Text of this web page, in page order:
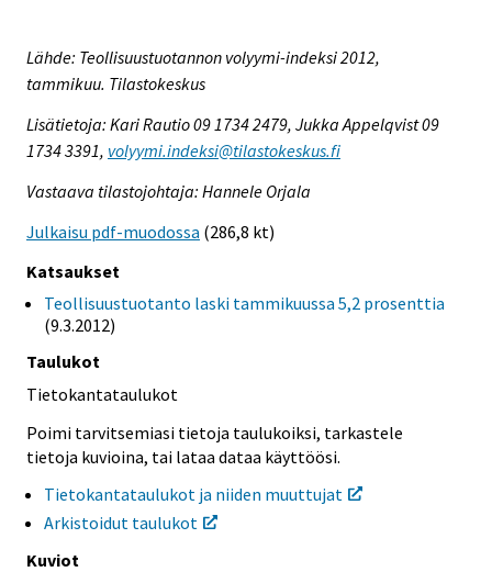
Lähde: Teollisuustuotannon volyymi-indeksi 2012,
tammikuu. Tilastokeskus
Lisätietoja: Kari Rautio 09 1734 2479, Jukka Appelqvist 09
1734 3391, volyymi.indeksi@tilastokeskus.fi
Vastaava tilastojohtaja: Hannele Orjala
Julkaisu pdf-muodossa (286,8 kt)
Katsaukset
Teollisuustuotanto laski tammikuussa 5,2 prosenttia
(9.3.2012)
Taulukot
Tietokantataulukot
Poimi tarvitsemiasi tietoja taulukoiksi, tarkastele
tietoja kuvioina, tai lataa dataa käyttöösi.
Tietokantataulukot ja niiden muuttujat
Arkistoidut taulukot
Kuviot